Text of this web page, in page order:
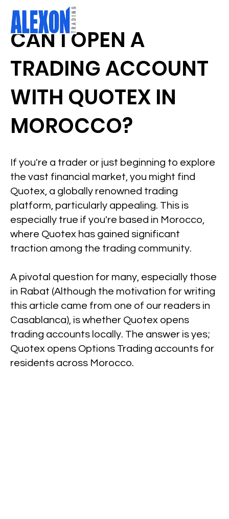
CAN I OPEN A
TRADING ACCOUNT
WITH QUOTEX IN
MOROCCO?
If you're a trader or just beginning to explore
the vast financial market, you might find
Quotex, a globally renowned trading
platform, particularly appealing. This is
especially true if you're based in Morocco,
where Quotex has gained significant
traction among the trading community.
A pivotal question for many, especially those
in Rabat (Although the motivation for writing
this article came from one of our readers in
Casablanca), is whether Quotex opens
trading accounts locally. The answer is yes;
Quotex opens Options Trading accounts for
residents across Morocco.